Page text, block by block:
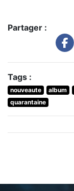
Partager :
Tags :
nouveaute album
quarantaine